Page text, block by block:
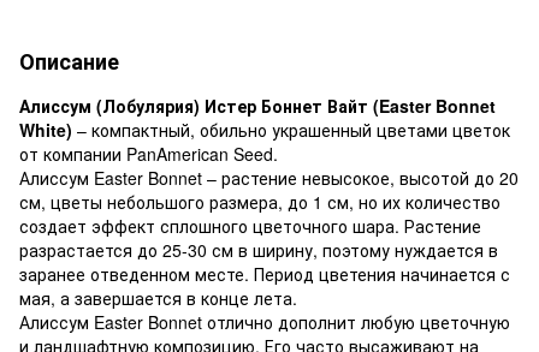
Описание
Алиссум (Лобулярия) Истер Боннет Вайт (Easter Bonnet
White) – компактный, обильно украшенный цветами цветок
от компании PanAmerican Seed.
Алиссум Easter Bonnet – растение невысокое, высотой до 20
см, цветы небольшого размера, до 1 см, но их количество
создает эффект сплошного цветочного шара. Растение
разрастается до 25-30 см в ширину, поэтому нуждается в
заранее отведенном месте. Период цветения начинается с
мая, а завершается в конце лета.
Алиссум Easter Bonnet отлично дополнит любую цветочную
и ландшафтную композицию. Его часто высаживают на